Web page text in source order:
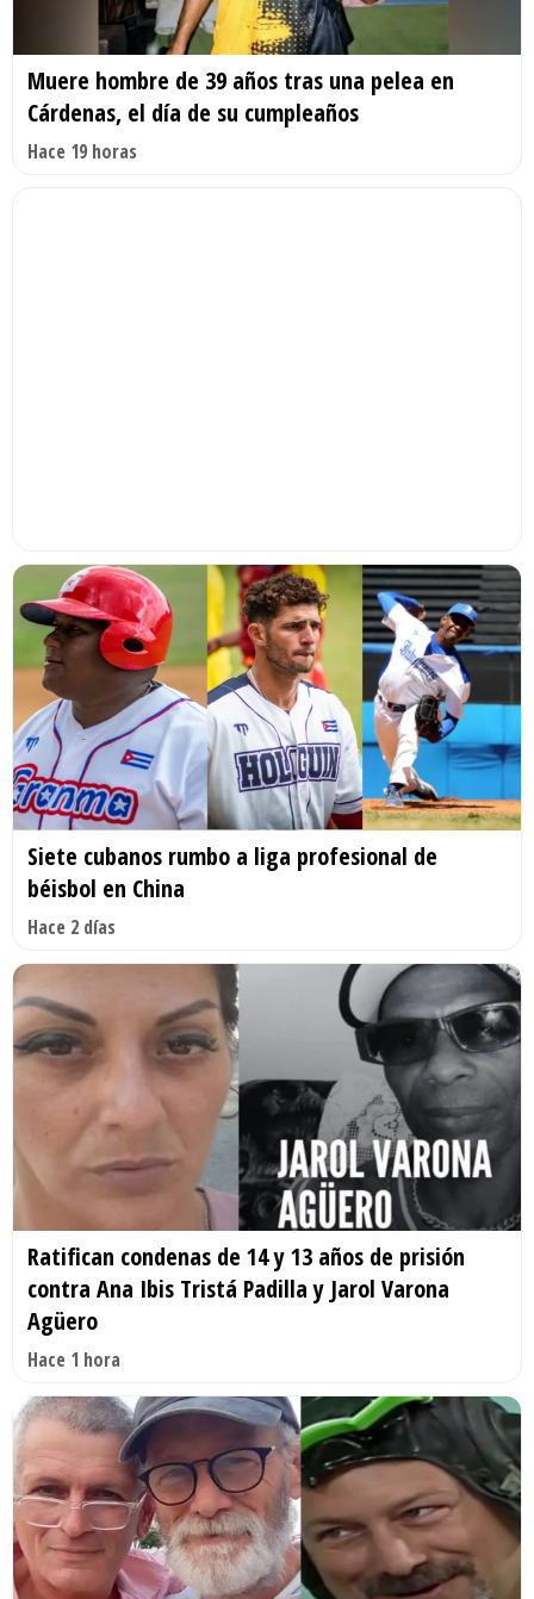
Muere hombre de 39 años tras una pelea en
Cárdenas, el día de su cumpleaños
Hace 19 horas
Siete cubanos rumbo a liga profesional de
béisbol en China
Hace 2 días
Ratifican condenas de 14 y 13 años de prisión
contra Ana Ibis Tristá Padilla y Jarol Varona
Agüero
Hace 1 hora